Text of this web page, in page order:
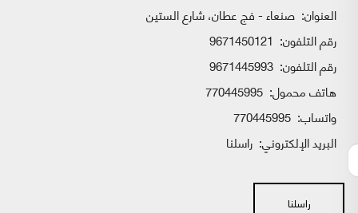
العنوان: صنعاء - فج عطان، شارع الستين
رقم التلفون: 9671450121
رقم التلفون: 9671445993
هاتف محمول: 770445995
واتساب:
البريد الإلكتروني: راسلنا
راسلنا